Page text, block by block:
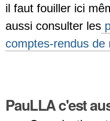
il faut fouiller ici
aussi consulter les
comptes-rendus de
PauLLA c'est